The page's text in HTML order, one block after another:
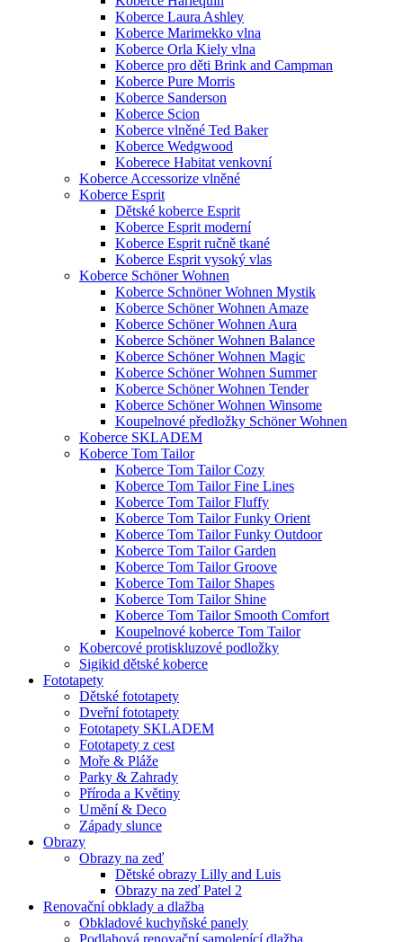
Koberce Laura Ashley
Koberce Marimekko vlna
Koberce Orla Kiely vlna
Koberce pro děti Brink and Campman
Koberce Pure Morris
Koberce Sanderson
Koberce Scion
Koberce vlněné Ted Baker
Koberce Wedgwood
Koberece Habitat venkovní
Koberce Accessorize vlněné
Koberce Esprit
Dětské koberce Esprit
Koberce Esprit moderní
Koberce Esprit ručně tkané
Koberce Esprit vysoký vlas
Koberce Schöner Wohnen
Koberce Schnöner Wohnen Mystik
Koberce Schöner Wohnen Amaze
Koberce Schöner Wohnen Aura
Koberce Schöner Wohnen Balance
Koberce Schöner Wohnen Magic
Koberce Schöner Wohnen Summer
Koberce Schöner Wohnen Tender
Koberce Schöner Wohnen Winsome
Koupelnové předložky Schöner Wohnen
Koberce SKLADEM
Koberce Tom Tailor
Koberce Tom Tailor Cozy
Koberce Tom Tailor Fine Lines
Koberce Tom Tailor Fluffy
Koberce Tom Tailor Funky Orient
Koberce Tom Tailor Funky Outdoor
Koberce Tom Tailor Garden
Koberce Tom Tailor Groove
Koberce Tom Tailor Shapes
Koberce Tom Tailor Shine
Koberce Tom Tailor Smooth Comfort
Koupelnové koberce Tom Tailor
Kobercové protiskluzové podložky
Sigikid dětské koberce
Fototapety
Dětské fototapety
Dveřní fototapety
Fototapety SKLADEM
Fototapety z cest
Moře & Pláže
Parky & Zahrady
Příroda a Květiny
Umění & Deco
Západy slunce
Obrazy
Obrazy na zeď
Dětské obrazy Lilly and Luis
Obrazy na zeď Patel 2
Renovační obklady a dlažba
Obkladové kuchyňské panely
Podlahová renovační samolepící dlažba